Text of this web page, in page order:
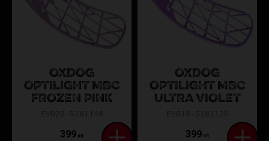
OXDOG
OPTILIGHT MBC
FROZEN PINK
399 KR
OXDOG
OPTILIGHT MBC
ULTRA VIOLET
399 KR